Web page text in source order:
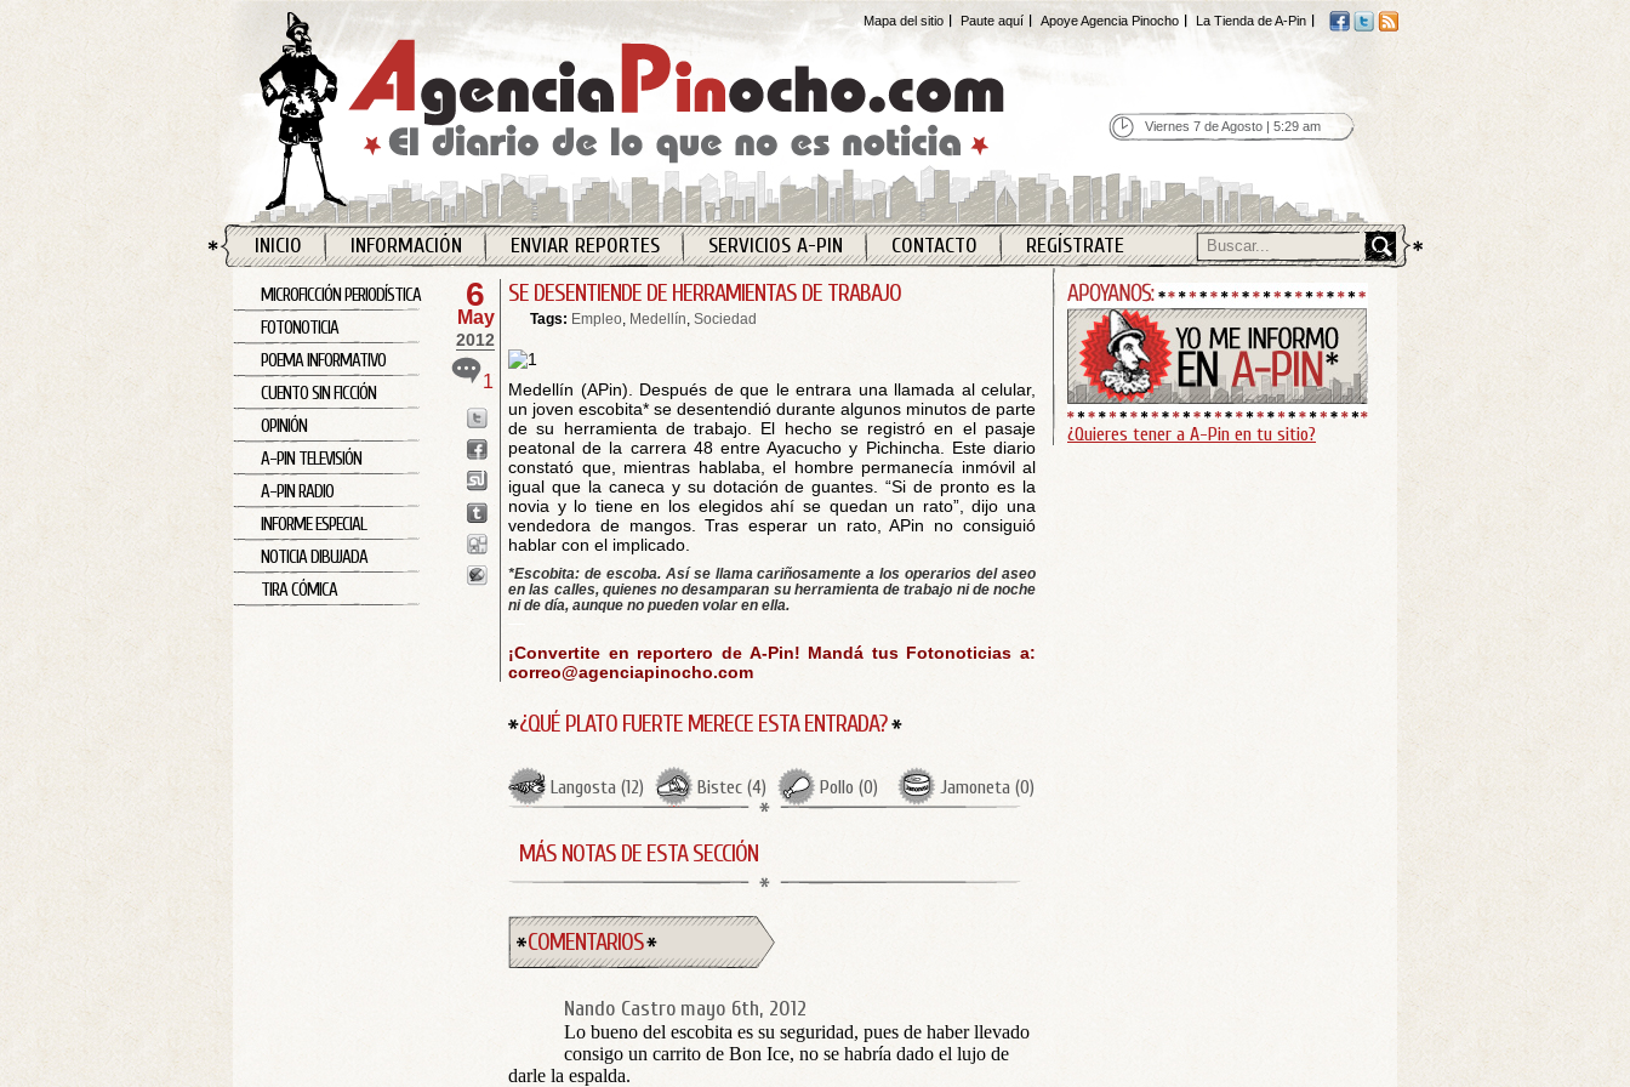
Mapa del sitio Paute aquí Apoye Agencia Pinocho La Tienda de A-Pin
Viernes 7 de Agosto | 5:29 am
INICIO INFORMACIÓN ENVIAR REPORTES SERVICIOS A-PIN CONTACTO REGÍSTRATE
MICROFICCIÓN PERIODÍSTICA
FOTONOTICIA
POEMA INFORMATIVO
CUENTO SIN FICCIÓN
OPINIÓN
A-PIN TELEVISIÓN
A-PIN RADIO
INFORME ESPECIAL
NOTICIA DIBUJADA
TIRA CÓMICA
6
May
2012
1
SE DESENTIENDE DE HERRAMIENTAS DE TRABAJO
Tags: Empleo, Medellín, Sociedad
Medellín (APin). Después de que le entrara una llamada al celular,
un joven escobita* se desentendió durante algunos minutos de parte
de su herramienta de trabajo. El hecho se registró en el pasaje
peatonal de la carrera 48 entre Ayacucho y Pichincha. Este diario
constató que, mientras hablaba, el hombre permanecía inmóvil al
igual que la caneca y su dotación de guantes. “Si de pronto es la
novia y lo tiene en los elegidos ahí se quedan un rato”, dijo una
vendedora de mangos. Tras esperar un rato, APin no consiguió
hablar con el implicado.
*Escobita: de escoba. Así se llama cariñosamente a los operarios del aseo
en las calles, quienes no desamparan su herramienta de trabajo ni de noche
ni de día, aunque no pueden volar en ella.
¡Convertite en reportero de A-Pin! Mandá tus Fotonoticias a:
correo@agenciapinocho.com
¿QUÉ PLATO FUERTE MERECE ESTA ENTRADA?
Langosta (12) Bistec (4) Pollo (0) Jamoneta (0)
MÁS NOTAS DE ESTA SECCIÓN
COMENTARIOS
Nando Castro mayo 6th, 2012
Lo bueno del escobita es su seguridad, pues de haber llevado
consigo un carrito de Bon Ice, no se habría dado el lujo de
darle la espalda.
¿Quieres tener a A-Pin en tu sitio?